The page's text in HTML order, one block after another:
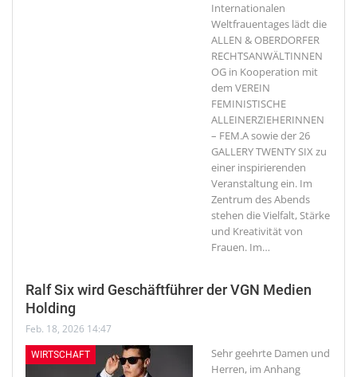
Internationalen
Weltfrauentages lädt die
ALLEN & OBERDORFER
RECHTSANWÄLTINNEN
OG in Kooperation mit
dem VEREIN
FEMINISTISCHE
ALLEINERZIEHERINNEN
– FEM.A sowie der 26
GALLERY TWENTY SIX zu
einer inspirierenden
Veranstaltung ein. Im
Zentrum des Abends
stehen die Vielfalt, Stärke
und Kreativität von
Frauen. Im…
Ralf Six wird Geschäftführer der VGN Medien
Holding
Feb. 18, 2026 14:47
WIRTSCHAFT
Sehr geehrte Damen und
Herren, im Anhang